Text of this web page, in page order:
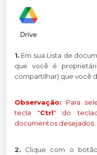
1. Em sua Lista de
que você é
compartilhar) que você
Observação: Para
tecla "Ctrl" do
documentos desejados.
2. Clique com o